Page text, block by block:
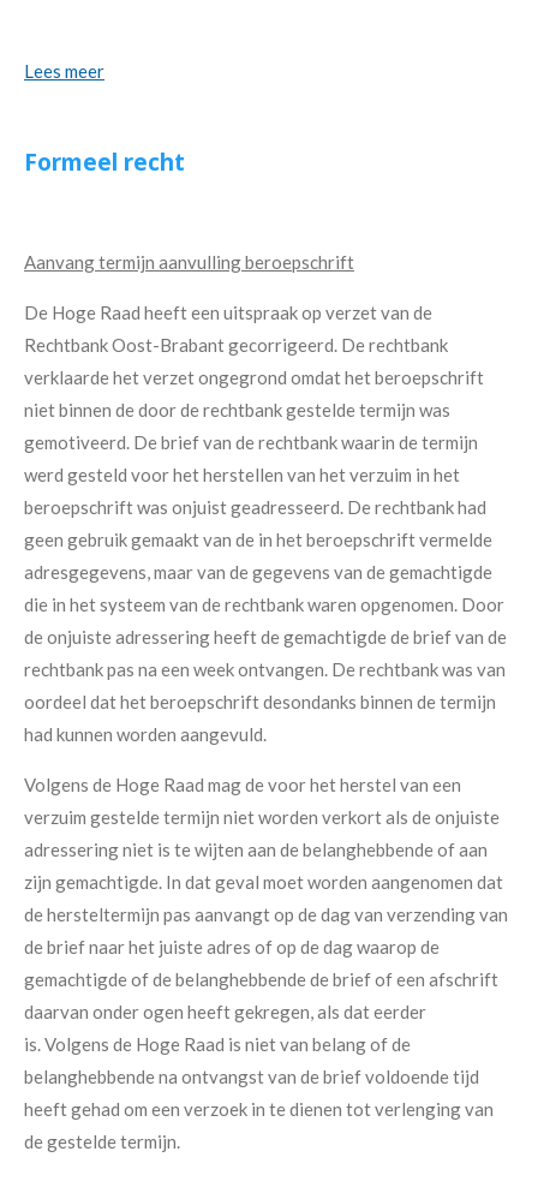
Lees meer
Formeel recht
Aanvang termijn aanvulling beroepschrift
De Hoge Raad heeft een uitspraak op verzet van de
Rechtbank Oost-Brabant gecorrigeerd. De rechtbank
verklaarde het verzet ongegrond omdat het beroepschrift
niet binnen de door de rechtbank gestelde termijn was
gemotiveerd. De brief van de rechtbank waarin de termijn
werd gesteld voor het herstellen van het verzuim in het
beroepschrift was onjuist geadresseerd. De rechtbank had
geen gebruik gemaakt van de in het beroepschrift vermelde
adresgegevens, maar van de gegevens van de gemachtigde
die in het systeem van de rechtbank waren opgenomen. Door
de onjuiste adressering heeft de gemachtigde de brief van de
rechtbank pas na een week ontvangen. De rechtbank was van
oordeel dat het beroepschrift desondanks binnen de termijn
had kunnen worden aangevuld.
Volgens de Hoge Raad mag de voor het herstel van een
verzuim gestelde termijn niet worden verkort als de onjuiste
adressering niet is te wijten aan de belanghebbende of aan
zijn gemachtigde. In dat geval moet worden aangenomen dat
de hersteltermijn pas aanvangt op de dag van verzending van
de brief naar het juiste adres of op de dag waarop de
gemachtigde of de belanghebbende de brief of een afschrift
daarvan onder ogen heeft gekregen, als dat eerder
is. Volgens de Hoge Raad is niet van belang of de
belanghebbende na ontvangst van de brief voldoende tijd
heeft gehad om een verzoek in te dienen tot verlenging van
de gestelde termijn.